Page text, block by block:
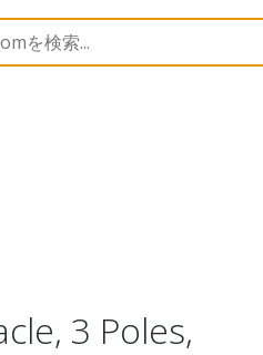
130013 1300130112
3 Poles,